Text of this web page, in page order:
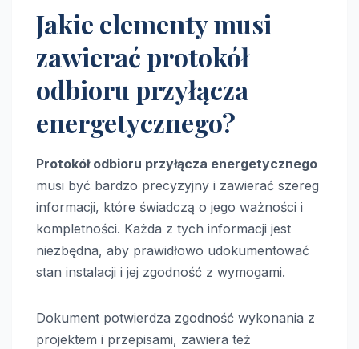
Jakie elementy musi
zawierać protokół
odbioru przyłącza
energetycznego?
Protokół odbioru przyłącza energetycznego
musi być bardzo precyzyjny i zawierać szereg
informacji, które świadczą o jego ważności i
kompletności. Każda z tych informacji jest
niezbędna, aby prawidłowo udokumentować
stan instalacji i jej zgodność z wymogami.
Dokument potwierdza zgodność wykonania z
projektem i przepisami, zawiera też